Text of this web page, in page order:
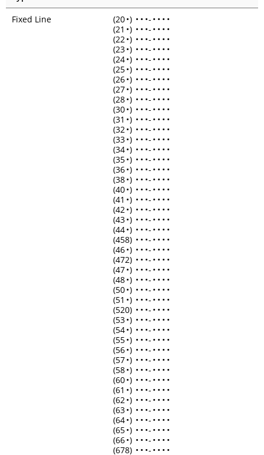
Fixed Line
(20•) • • •- • • • •
(21 •) • • •- • • • •
(22•) • • •- • • • •
(23•) • • •- • • • •
(24•) • • •- • • • •
(25•) • • •- • • • •
(26•) • • •- • • • •
(27•) • • •- • • • •
(28•) • • •- • • • •
(30•) • • •- • • • •
(31 •) • • •- • • • •
(32•) • • •- • • • •
(33•) • • •- • • • •
(34•) • • •- • • • •
(35•) • • •- • • • •
(36•) • • •- • • • •
(38•) • • •- • • • •
(40•) • • •- • • • •
(41 •) • • •- • • • •
(42•) • • •- • • • •
(43•) • • •- • • • •
(44•) • • •- • • • •
(458) • • •- • • • •
(46•) • • •- • • • •
(472) • • •- • • • •
(47•) • • •- • • • •
(48•) • • •- • • • •
(50•) • • •- • • • •
(51 •) • • •- • • • •
(520) • • •- • • • •
(53•) • • •- • • • •
(54•) • • •- • • • •
(55•) • • •- • • • •
(56•) • • •- • • • •
(57•) • • •- • • • •
(58•) • • •- • • • •
(60•) • • •- • • • •
(61 •) • • •- • • • •
(62•) • • •- • • • •
(63•) • • •- • • • •
(64•) • • •- • • • •
(65•) • • •- • • • •
(66•) • • •- • • • •
(678) • • •- • • • •